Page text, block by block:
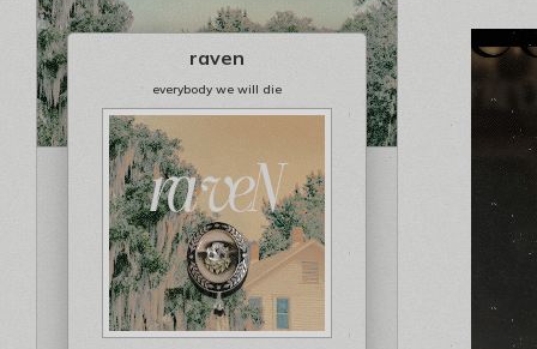
raven
everybody we will die